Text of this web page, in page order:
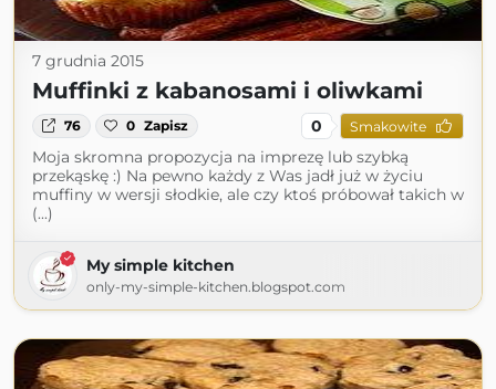
7 grudnia 2015
Muffinki z kabanosami i oliwkami
76 0 Zapisz 0 Smakowite
Moja skromna propozycja na imprezę lub szybką
przekąskę :) Na pewno każdy z Was jadł już w życiu
muffiny w wersji słodkie, ale czy ktoś próbował takich w
(...)
My simple kitchen
only-my-simple-kitchen.blogspot.com